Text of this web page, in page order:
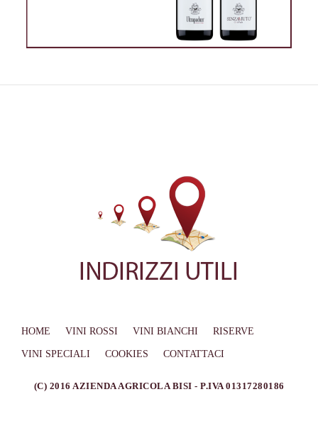
HOME VINI ROSSI VINI BIANCHI RISERVE
VINI SPECIALI COOKIES CONTATTACI
(C) 2016 AZIENDA AGRICOLA BISI - P.IVA 01317280186